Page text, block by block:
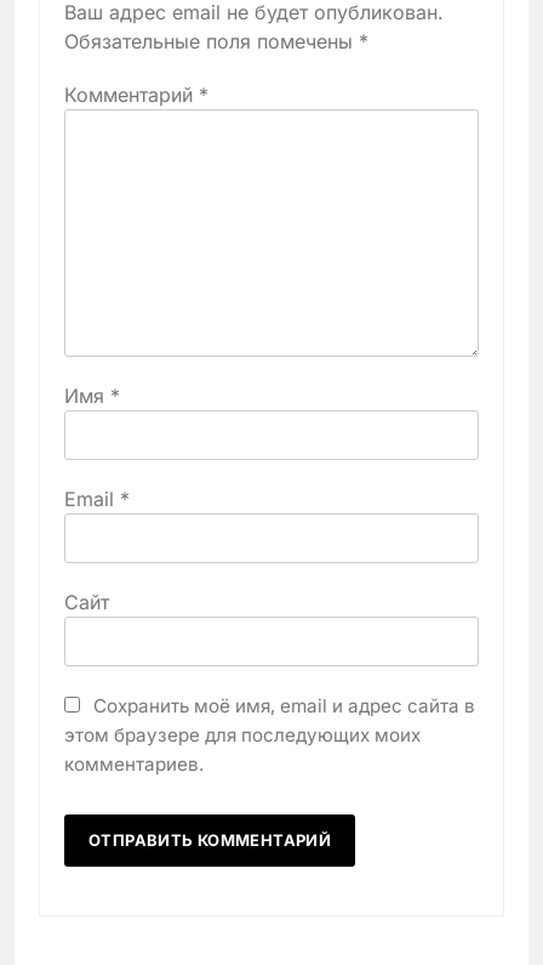
Ваш адрес email не будет опубликован.
Обязательные поля помечены *
Комментарий *
Имя *
Email *
Сайт
Сохранить моё имя, email и адрес сайта в
этом браузере для последующих моих
комментариев.